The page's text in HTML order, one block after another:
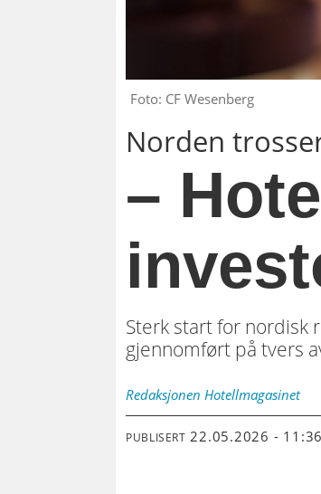
Foto: CF Wesenberg
Norden
–
Sterk start for nordisk
gjennomført på tvers
Redaksjonen Hotellmagasinet
PUBLISERT 22.05.2026 - 11:36